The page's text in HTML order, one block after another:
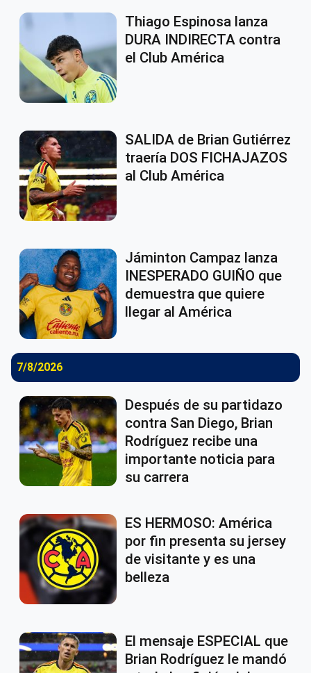
Thiago Espinosa lanza
DURA INDIRECTA contra
el Club América
SALIDA de Brian Gutiérrez
traería DOS FICHAJAZOS
al Club América
Jáminton Campaz lanza
INESPERADO GUIÑO que
demuestra que quiere
llegar al América
7/8/2026
Después de su partidazo
contra San Diego, Brian
Rodríguez recibe una
importante noticia para
su carrera
ES HERMOSO: América
por fin presenta su jersey
de visitante y es una
belleza
El mensaje ESPECIAL que
Brian Rodríguez le mandó